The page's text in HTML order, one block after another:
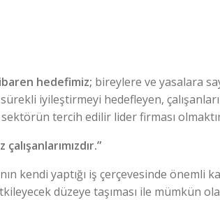
hedefimiz; bireylere ve yasalara
iyileştirmeyi hedefleyen,
tercih edilir lider firması
kendi yaptığı iş çerçevesinde önemli
düzeye taşıması ile mümkün